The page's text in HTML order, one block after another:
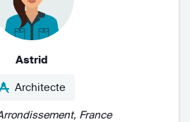
Astrid
Architecte
France